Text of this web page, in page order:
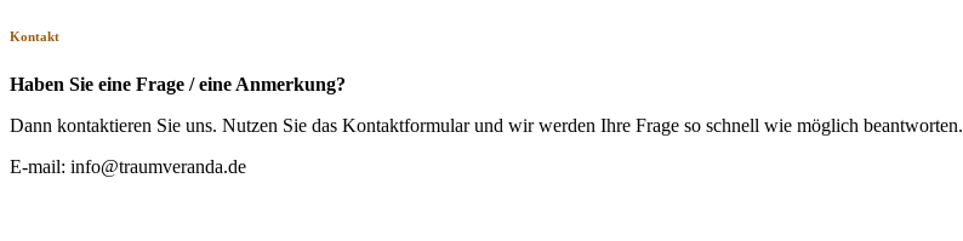
Kontakt
Haben Sie eine Frage / eine Anmerkung?
Dann kontaktieren Sie uns. Nutzen Sie das Kontaktformular und wir werden Ihre Frage so schnell wie möglich beantworten.
E-mail: info@traumveranda.de